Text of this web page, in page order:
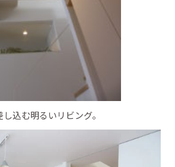
込む明るいリビング。